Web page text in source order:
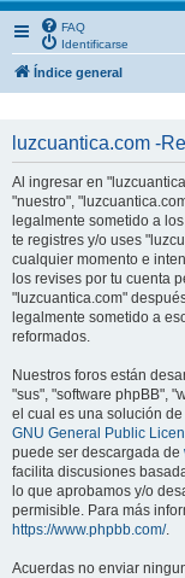
FAQ
Identificarse
Índice general
luzcuantica.com -
Al ingresar en
"nuestro",
legalmente sometido a
te registres y/o uses
cualquier momento e
los revises por tu cuenta
"luzcuantica.com"
legalmente sometido a
reformados.
Nuestros foros están
"sus", "software phpBB",
el cual es una solución
GNU General Public
puede ser descargada de
facilita discusiones
lo que aprobamos y/o
permisible. Para más
https://www.phpbb.com/.
Acuerdas no enviar